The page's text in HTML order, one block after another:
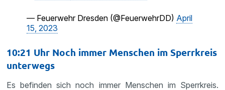
— Feuerwehr Dresden (@FeuerwehrDD) April
15, 2023
10:21 Uhr Noch immer Menschen im Sperrkreis
unterwegs
Es befinden sich noch immer Menschen im Sperrkreis.